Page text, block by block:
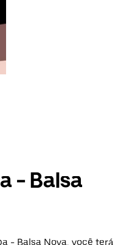
- Balsa
- Balsa Nova, você terá